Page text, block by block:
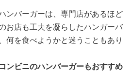
ンバーガーは、専門店があるほど
お店も工夫を凝らしたハンガーバ
何を食べようかと迷うこともあり
ンビニのハンバーガーもおすすめ